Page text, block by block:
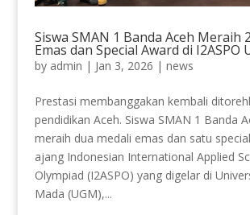
Siswa SMAN 1 Banda Aceh Meraih
Emas dan Special Award di I2ASPO
by admin | Jan 3, 2026 | news
Prestasi membanggakan kembali
pendidikan Aceh. Siswa SMAN 1 Banda
meraih dua medali emas dan satu
ajang Indonesian International Applied
Olympiad (I2ASPO) yang digelar di
Mada (UGM),...